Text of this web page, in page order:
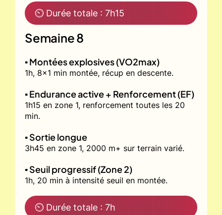
⏲ Durée totale : 7h15
Semaine 8
▪️ Montées explosives (VO2max)
1h, 8x1 min montée, récup en descente.
▪️ Endurance active + Renforcement (EF)
1h15 en zone 1, renforcement toutes les 20
min.
▪️ Sortie longue
3h45 en zone 1, 2000 m+ sur terrain varié.
▪️ Seuil progressif (Zone 2)
1h, 20 min à intensité seuil en montée.
⏲ Durée totale : 7h